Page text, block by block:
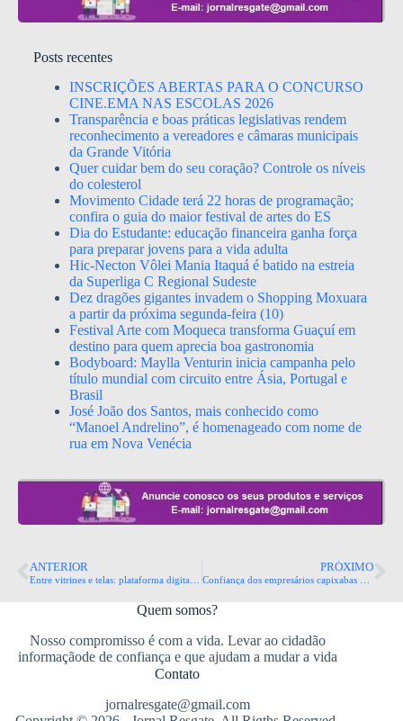
Posts recentes
INSCRIÇÕES ABERTAS PARA O CONCURSO
CINE.EMA NAS ESCOLAS 2026
Transparência e boas práticas legislativas rendem
reconhecimento a vereadores e câmaras municipais
da Grande Vitória
Quer cuidar bem do seu coração? Controle os níveis
do colesterol
Movimento Cidade terá 22 horas de programação;
confira o guia do maior festival de artes do ES
Dia do Estudante: educação financeira ganha força
para preparar jovens para a vida adulta
Hic-Necton Vôlei Mania Itaquá é batido na estreia
da Superliga C Regional Sudeste
Dez dragões gigantes invadem o Shopping Moxuara
a partir da próxima segunda-feira (10)
Festival Arte com Moqueca transforma Guaçuí em
destino para quem aprecia boa gastronomia
Bodyboard: Maylla Venturin inicia campanha pelo
título mundial com circuito entre Ásia, Portugal e
Brasil
José João dos Santos, mais conhecido como
“Manoel Andrelino”, é homenageado com nome de
rua em Nova Venécia
ANTERIOR PRÓXIMO
Quem somos?
Nosso compromisso é com a vida. Levar ao cidadão
informaçãode de confiança e que ajudam a mudar a vida
Contato
jornalresgate@gmail.com